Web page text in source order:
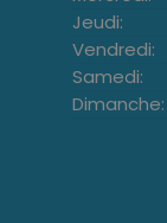
Jeudi:
Vendredi:
Samedi:
Dimanche: